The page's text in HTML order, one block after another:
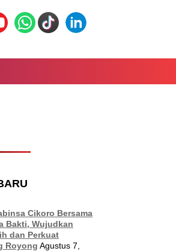
Cikoro Bersama
Bakti, Wujudkan
dan Perkuat
Royong Agustus 7,